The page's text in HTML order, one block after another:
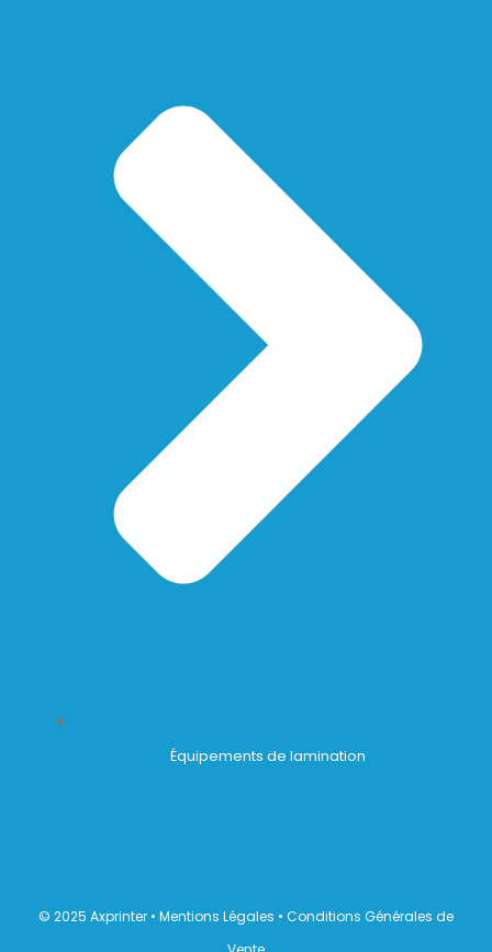
Équipements de lamination
© 2025 Axprinter • Mentions Légales • Conditions Générales de